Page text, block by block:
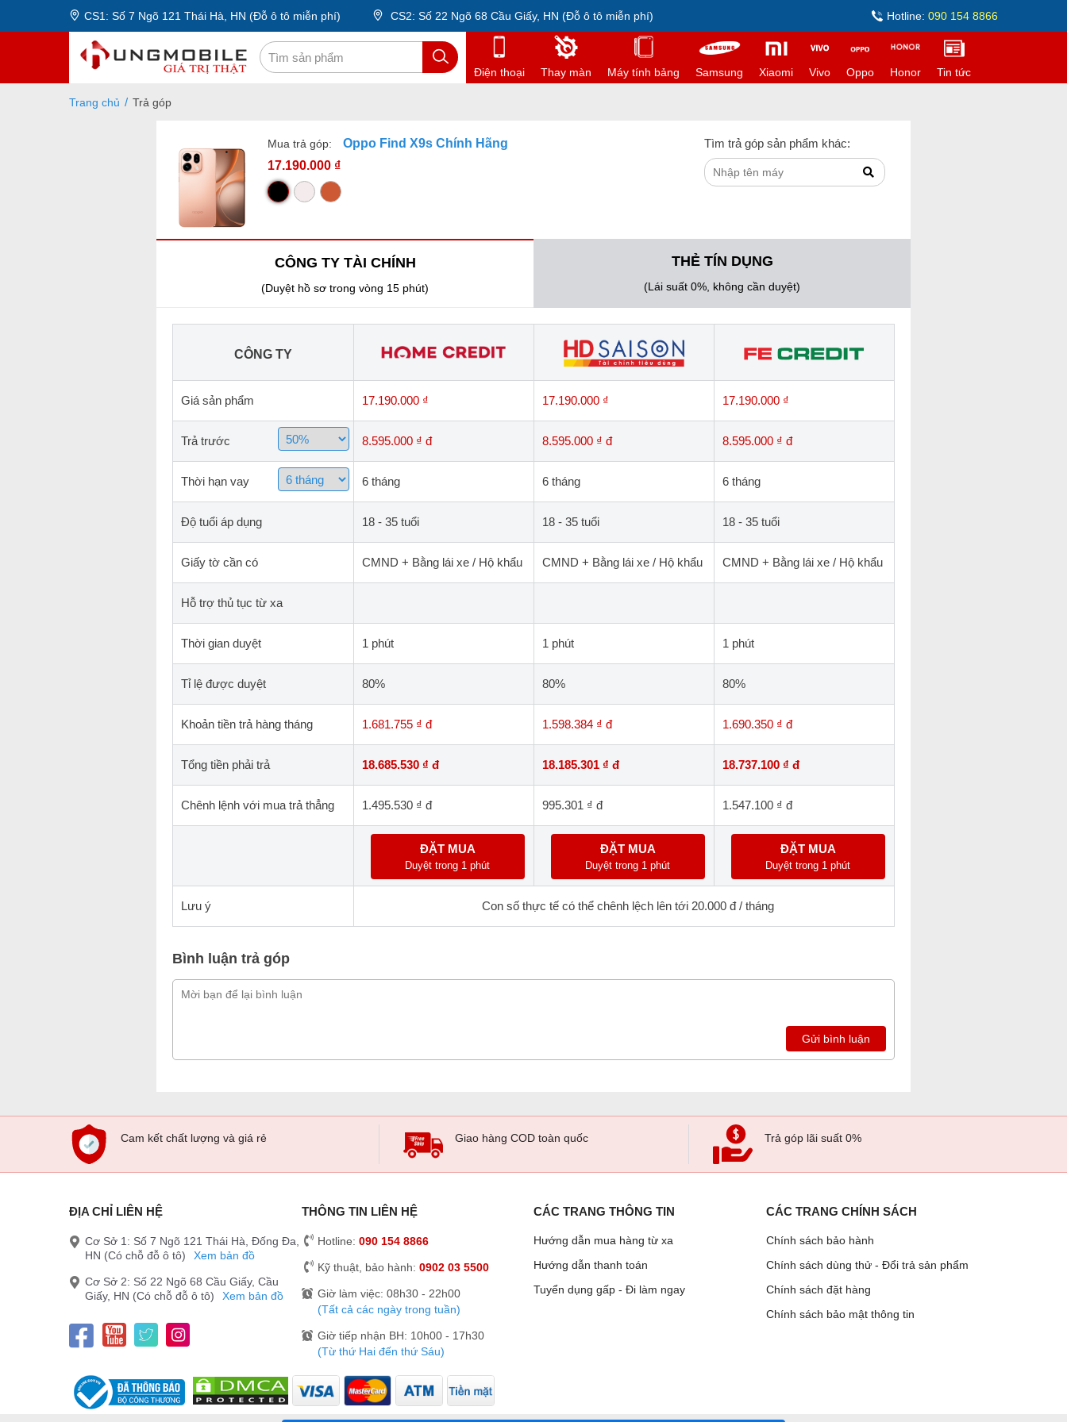
CS1: Số 7 Ngõ 121 Thái Hà, HN (Đỗ ô tô miễn phí) CS2: Số 22 Ngõ 68 Cầu Giấy, HN (Đỗ ô tô miễn phí) Hotline: 090 154 8866
Điện thoại Thay màn Máy tính bảng Samsung Xiaomi Vivo Oppo Honor Tin tức
Trang chủ Trả góp
Mua trả góp:
Oppo Find X9s Chính Hãng
17.190.000 ₫
Tìm trả góp sản phẩm khác:
CÔNG TY TÀI CHÍNH
(Duyệt hồ sơ trong vòng 15 phút)
THẺ TÍN DỤNG
(Lái suất 0%, không cần duyệt)
CÔNG TY
Giá sản phẩm 17.190.000 ₫ 17.190.000 ₫ 17.190.000 ₫
Trả trước 8.595.000 ₫ đ 8.595.000 ₫ đ 8.595.000 ₫ đ
Thời hạn vay 6 tháng 6 tháng 6 tháng
Độ tuổi áp dụng 18 - 35 tuổi 18 - 35 tuổi 18 - 35 tuổi
Giấy tờ cần có CMND + Bằng lái xe / Hộ khẩu CMND + Bằng lái xe / Hộ khẩu CMND + Bằng lái xe / Hộ khẩu
Hỗ trợ thủ tục từ xa
Thời gian duyệt 1 phút 1 phút 1 phút
Tỉ lệ được duyệt 80% 80% 80%
Khoản tiền trả hàng tháng 1.681.755 ₫ đ 1.598.384 ₫ đ 1.690.350 ₫ đ
Tổng tiền phải trả 18.685.530 ₫ đ 18.185.301 ₫ đ 18.737.100 ₫ đ
Chênh lệnh với mua trả thẳng 1.495.530 ₫ đ 995.301 ₫ đ 1.547.100 ₫ đ
ĐẶT MUA
Duyệt trong 1 phút
ĐẶT MUA
Duyệt trong 1 phút
ĐẶT MUA
Duyệt trong 1 phút
Lưu ý Con số thực tế có thể chênh lệch lên tới 20.000 đ / tháng
Bình luận trả góp
Gửi bình luận
Cam kết chất lượng và giá rẻ Giao hàng COD toàn quốc Trả góp lãi suất 0%
ĐỊA CHỈ LIÊN HỆ
Cơ Sở 1: Số 7 Ngõ 121 Thái Hà, Đống Đa,
HN (Có chỗ đỗ ô tô)
Xem bản đồ
Cơ Sở 2: Số 22 Ngõ 68 Cầu Giấy, Cầu
Giấy, HN (Có chỗ đỗ ô tô)
Xem bản đồ
THÔNG TIN LIÊN HỆ
Hotline: 090 154 8866
Kỹ thuật, bảo hành: 0902 03 5500
Giờ làm việc: 08h30 - 22h00
(Tất cả các ngày trong tuần)
Giờ tiếp nhận BH: 10h00 - 17h30
(Từ thứ Hai đến thứ Sáu)
CÁC TRANG THÔNG TIN
Hướng dẫn mua hàng từ xa
Hướng dẫn thanh toán
Tuyển dụng gấp - Đi làm ngay
CÁC TRANG CHÍNH SÁCH
Chính sách bảo hành
Chính sách dùng thử - Đổi trả sản phẩm
Chính sách đặt hàng
Chính sách bảo mật thông tin